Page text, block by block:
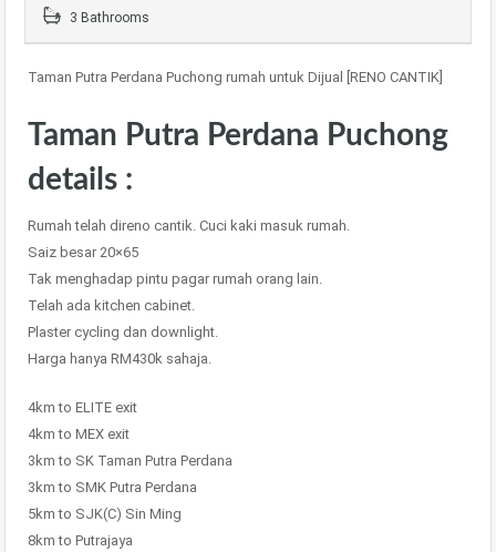
3 Bathrooms
Taman Putra Perdana Puchong rumah untuk Dijual [RENO CANTIK]
Taman Putra Perdana Puchong
details :
Rumah telah direno cantik. Cuci kaki masuk rumah.
Saiz besar 20×65
Tak menghadap pintu pagar rumah orang lain.
Telah ada kitchen cabinet.
Plaster cycling dan downlight.
Harga hanya RM430k sahaja.
4km to ELITE exit
4km to MEX exit
3km to SK Taman Putra Perdana
3km to SMK Putra Perdana
5km to SJK(C) Sin Ming
8km to Putrajaya